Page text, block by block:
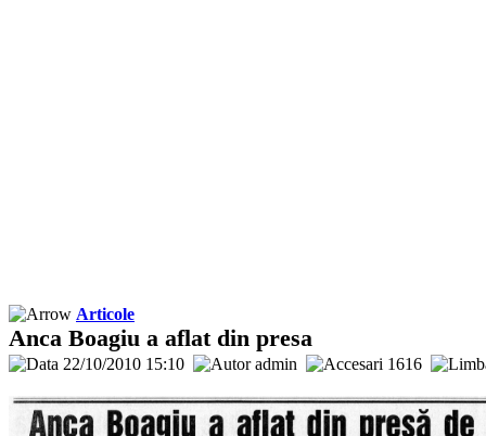
Articole
Anca Boagiu a aflat din presa
22/10/2010 15:10 admin 1616